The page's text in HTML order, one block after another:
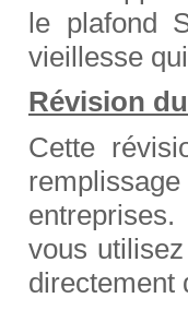
le plafond
vieillesse
Révision
Cette
vous
directement